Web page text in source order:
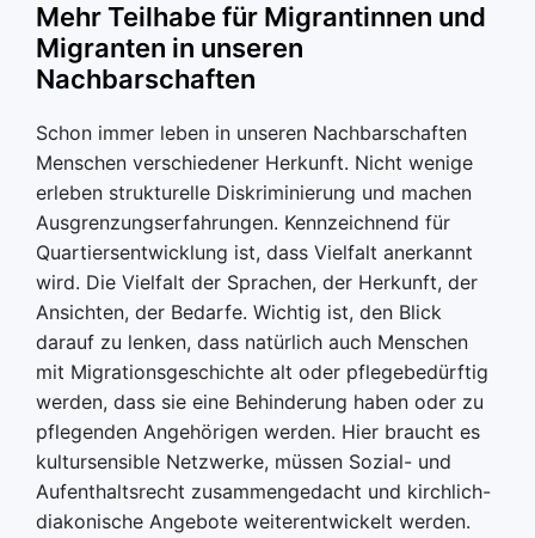
Mehr Teilhabe für Migrantinnen und
Migranten in unseren
Nachbarschaften
Schon immer leben in unseren Nachbarschaften
Menschen verschiedener Herkunft. Nicht wenige
erleben strukturelle Diskriminierung und machen
Ausgrenzungserfahrungen. Kennzeichnend für
Quartiersentwicklung ist, dass Vielfalt anerkannt
wird. Die Vielfalt der Sprachen, der Herkunft, der
Ansichten, der Bedarfe. Wichtig ist, den Blick
darauf zu lenken, dass natürlich auch Menschen
mit Migrationsgeschichte alt oder pflegebedürftig
werden, dass sie eine Behinderung haben oder zu
pflegenden Angehörigen werden. Hier braucht es
kultursensible Netzwerke, müssen Sozial- und
Aufenthaltsrecht zusammengedacht und kirchlich-
diakonische Angebote weiterentwickelt werden.